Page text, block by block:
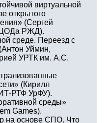
виртуальной
открытого
(Сергей
ЦОДа РЖД).
среде. Переезд с
Уймин,
УРТК им. А.С.
(Кирилл
РТФ УрФУ).
среды»
Games).
на основе СПО. Что